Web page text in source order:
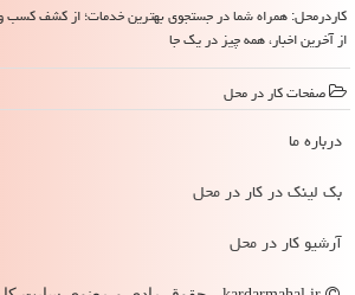
کاردرمحل: همراه شما در جستجوی بهترین خدمات؛ از کشف کسب و
از آخرین اخبار، همه چیز در یک جا
صفحات كار در محل
درباره ما
بک لینک در كار در محل
آرشیو كار در محل